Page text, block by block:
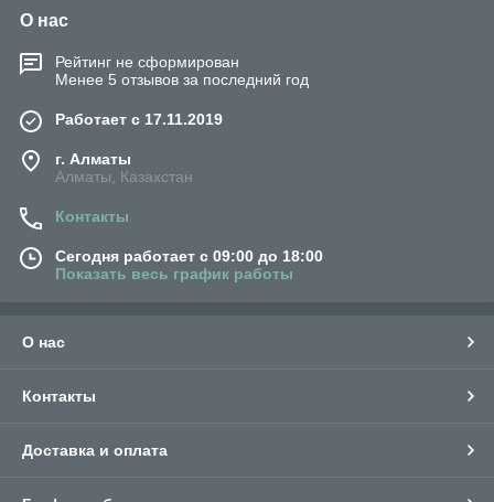
О нас
Рейтинг не сформирован
Менее 5 отзывов за последний год
Работает с 17.11.2019
г. Алматы
Алматы, Казахстан
Контакты
Сегодня работает с 09:00 до 18:00
Показать весь график работы
О нас
Контакты
Доставка и оплата